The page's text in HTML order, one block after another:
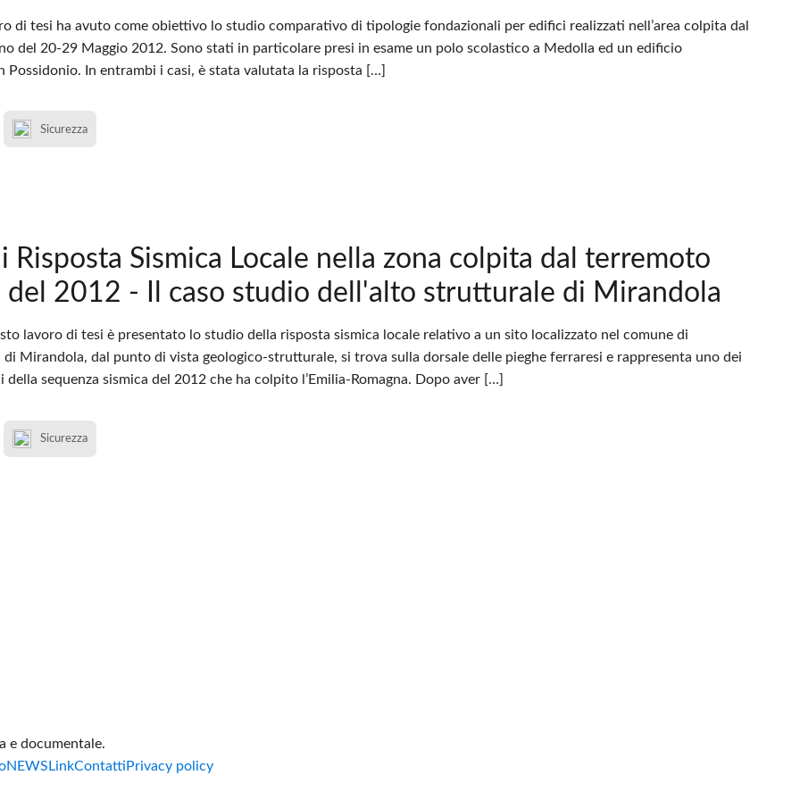
di tesi ha avuto come obiettivo lo studio comparativo di tipologie fondazionali per edifici realizzati nell’area colpita dal
del 20-29 Maggio 2012. Sono stati in particolare presi in esame un polo scolastico a Medolla ed un edificio
Possidonio. In entrambi i casi, è stata valutata la risposta […]
Sicurezza
Risposta Sismica Locale nella zona colpita dal terremoto
del 2012 - Il caso studio dell'alto strutturale di Mirandola
lavoro di tesi è presentato lo studio della risposta sismica locale relativo a un sito localizzato nel comune di
di Mirandola, dal punto di vista geologico-strutturale, si trova sulla dorsale delle pieghe ferraresi e rappresenta uno dei
sequenza sismica del 2012 che ha colpito l’Emilia-Romagna. Dopo aver […]
Sicurezza
e documentale.
NEWS LinkContatti Privacy policy